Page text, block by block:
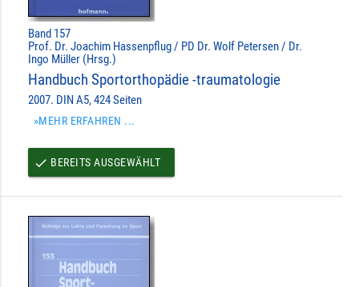
Band 157
Prof. Dr. Joachim Hassenpflug / PD Dr. Wolf Petersen / Dr.
Ingo Müller (Hrsg.)
Handbuch Sportorthopädie -traumatologie
2007. DIN A5, 424 Seiten
»MEHR ERFAHREN ...
done BEREITS AUSGEWÄHLT